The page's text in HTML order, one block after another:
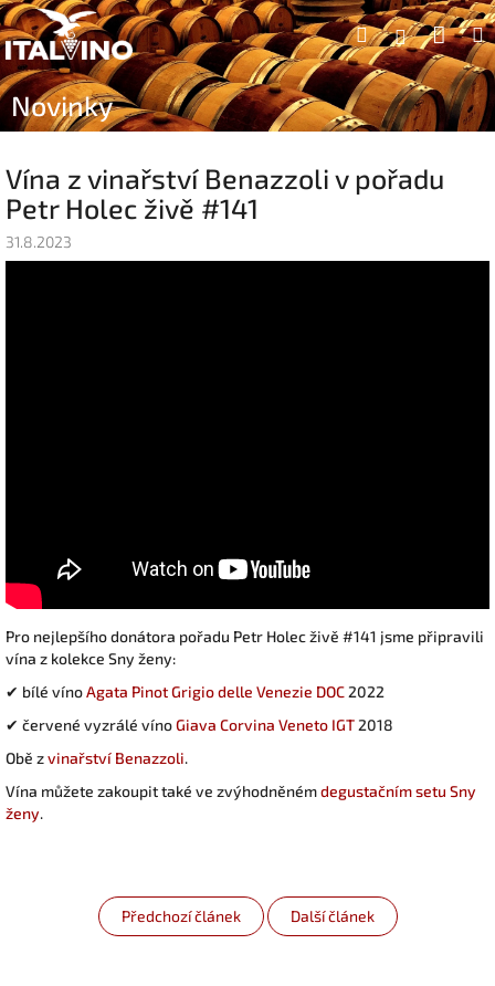
Přejít
na
obsah
Hledat
Novinky
Vína z vinařství Benazzoli v pořadu
Petr Holec živě #141
31.8.2023
Pro nejlepšího donátora pořadu Petr Holec živě #141 jsme připravili
vína z kolekce Sny ženy:
✔ bílé vínoAgata Pinot Grigio delle Venezie DOC 2022
✔ červené vyzrálé vínoGiava Corvina Veneto IGT 2018
Obě zvinařství Benazzoli.
Vína můžete zakoupit také ve zvýhodněnémdegustačním setu Sny
ženy.
Předchozí článek Další článek